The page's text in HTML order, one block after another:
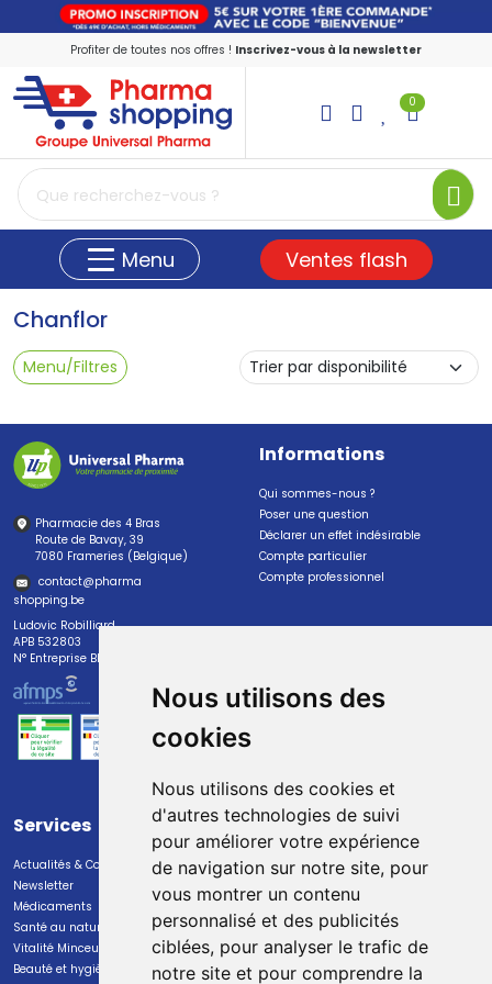
Nous utilisons des
cookies
Nous utilisons des cookies et
d'autres technologies de suivi
pour améliorer votre expérience
de navigation sur notre site, pour
vous montrer un contenu
personnalisé et des publicités
ciblées, pour analyser le trafic de
notre site et pour comprendre la
Profiter de toutes nos offres ! Inscrivez-vous à la newsletter
PharmaShopping Votre pharmacie en
0
Menu Ventes flash
Chanflor
Menu/Filtres
Pharmacie des 4 Bras
Route de Bavay, 39
7080 Frameries (Belgique)
contact@pharma
shopping.be
Ludovic Robilliard
APB 532803
N° Entreprise BE0447.382.113
Informations
Qui sommes-nous ?
Poser une question
Déclarer un effet indésirable
Compte particulier
Compte professionnel
Services
Actualités & Conseils
Newsletter
Médicaments
Santé au naturel
Vitalité Minceur Nutrition
Beauté et hygiène
Paiement
Paiement sécurisé